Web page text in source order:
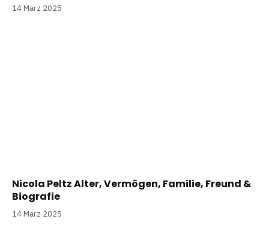
14 März 2025
Nicola Peltz Alter, Vermögen, Familie, Freund &
Biografie
14 März 2025